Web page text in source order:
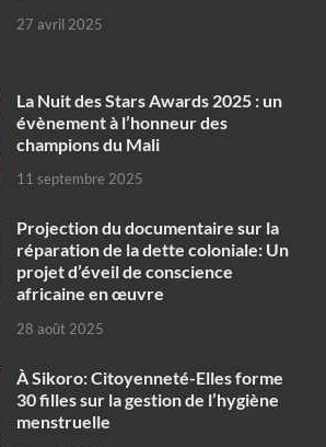
27 avril 2025
‎La Nuit des Stars Awards 2025 : un
évènement à l’honneur des
champions du Mali
11 septembre 2025
Projection du documentaire sur la
réparation de la dette coloniale: Un
projet d’éveil de conscience
africaine en œuvre‎
28 août 2025
À Sikoro: Citoyenneté-Elles forme
30 filles sur la gestion de l’hygiène
menstruelle